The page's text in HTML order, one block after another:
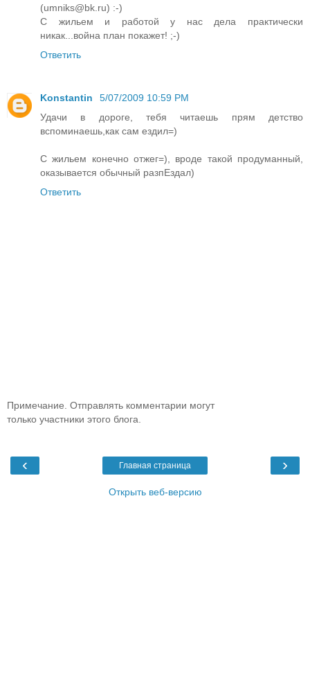
(umniks@bk.ru) :-)
С жильем и работой у нас дела практически
никак...война план покажет! ;-)
Ответить
Konstantin
5/07/2009 10:59 PM
Удачи в дороге, тебя читаешь прям детство
вспоминаешь,как сам ездил=)
С жильем конечно отжег=), вроде такой продуманный,
оказывается обычный разпЕздал)
Ответить
Примечание. Отправлять комментарии могут
только участники этого блога.
‹ ›
Главная страница
Открыть веб-версию